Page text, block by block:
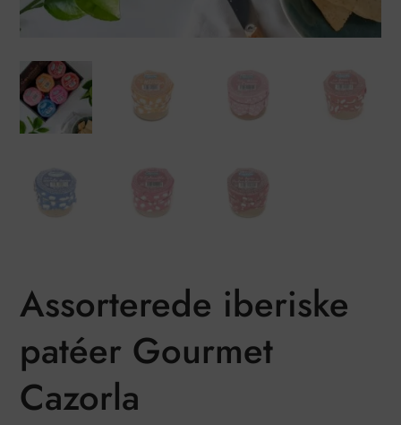
Assorterede iberiske
patéer Gourmet
Cazorla